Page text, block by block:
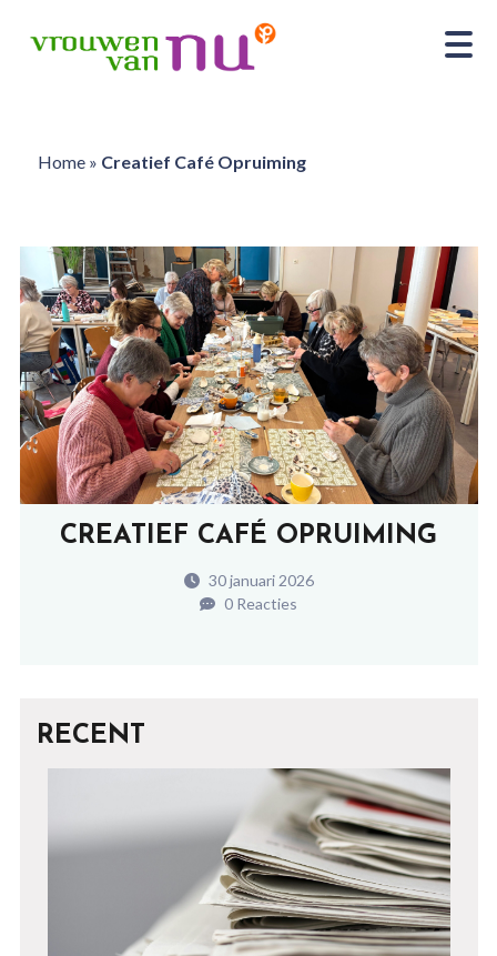
Home» Creatief Café Opruiming
CREATIEF CAFÉ OPRUIMING
30 januari 2026
0 Reacties
RECENT